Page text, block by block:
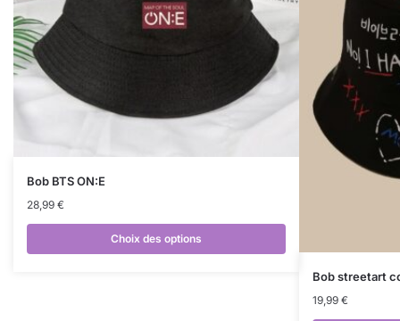
Bob BTS ON:E
28,99 €
Choix des options
Bob streetart
19,99 €